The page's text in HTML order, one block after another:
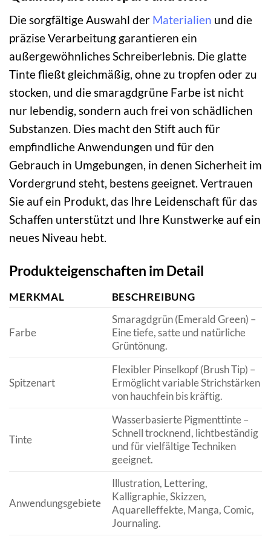
Die sorgfältige Auswahl der Materialien und die
präzise Verarbeitung garantieren ein
außergewöhnliches Schreiberlebnis. Die glatte
Tinte fließt gleichmäßig, ohne zu tropfen oder zu
stocken, und die smaragdgrüne Farbe ist nicht
nur lebendig, sondern auch frei von schädlichen
Substanzen. Dies macht den Stift auch für
empfindliche Anwendungen und für den
Gebrauch in Umgebungen, in denen Sicherheit im
Vordergrund steht, bestens geeignet. Vertrauen
Sie auf ein Produkt, das Ihre Leidenschaft für das
Schaffen unterstützt und Ihre Kunstwerke auf ein
neues Niveau hebt.
Produkteigenschaften im Detail
MERKMAL BESCHREIBUNG
Farbe
Smaragdgrün (Emerald Green) –
Eine tiefe, satte und natürliche
Grüntönung.
Spitzenart
Flexibler Pinselkopf (Brush Tip) –
Ermöglicht variable Strichstärken
von hauchfein bis kräftig.
Tinte
Wasserbasierte Pigmenttinte –
Schnell trocknend, lichtbeständig
und für vielfältige Techniken
geeignet.
Anwendungsgebiete
Illustration, Lettering,
Kalligraphie, Skizzen,
Aquarelleffekte, Manga, Comic,
Journaling.